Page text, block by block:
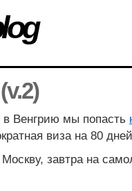
Венгрию мы попасть
виза на 80
завтра на